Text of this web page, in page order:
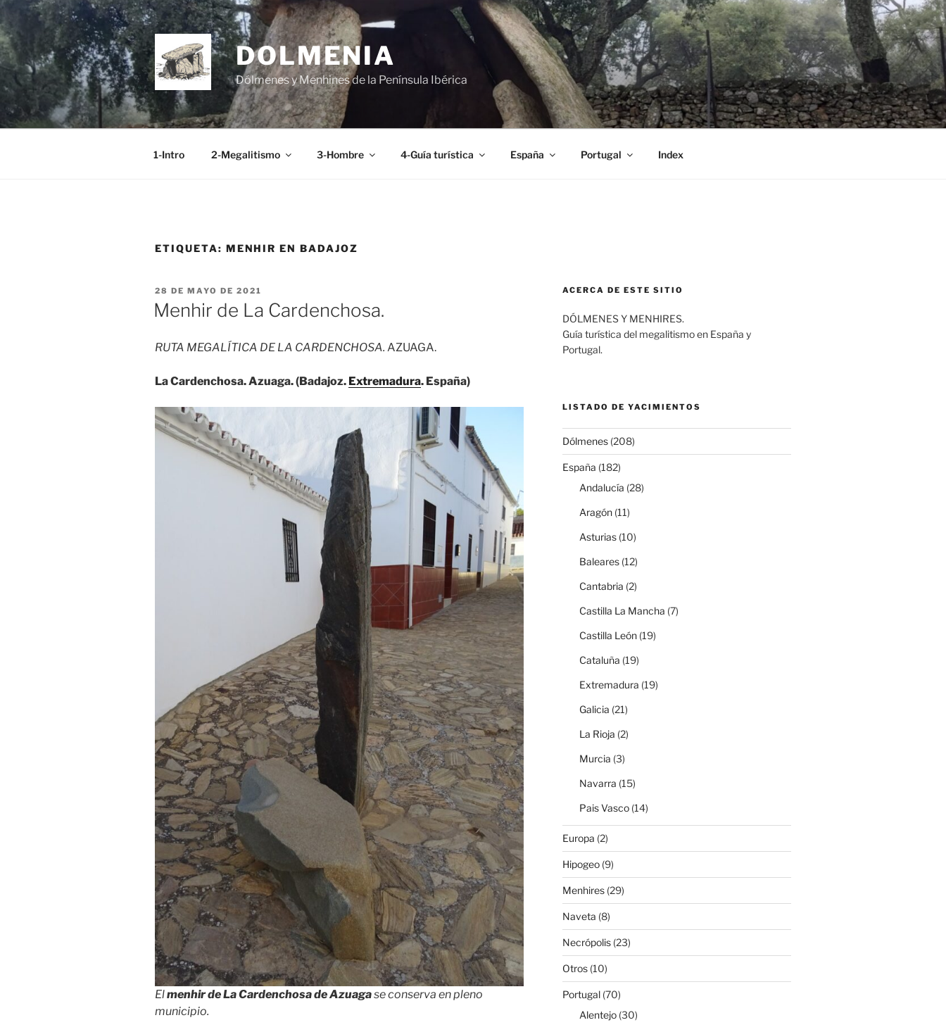
Saltar
al
contenido
DOLMENIA
Dólmenes y Menhines de la Península Ibérica
1-Intro 2-Megalitismo 3-Hombre 4-Guía turística España Portugal Index
ETIQUETA: MENHIR EN BADAJOZ
PUBLICADO
EL
28 DE MAYO DE 2021
Menhir de La Cardenchosa.
RUTA MEGALÍTICA DE LA CARDENCHOSA. AZUAGA.
La Cardenchosa. Azuaga. (Badajoz. Extremadura. España)
Elmenhir de La Cardenchosa de Azuagase conserva en pleno
municipio.
ACERCA DE ESTE SITIO
DÓLMENES Y MENHIRES.
Guía turística del megalitismo en España y
Portugal.
LISTADO DE YACIMIENTOS
Dólmenes(208)
España (182)
Andalucía (28)
Aragón(11)
Asturias(10)
Baleares(12)
Cantabria (2)
Castilla La Mancha (7)
Castilla León(19)
Cataluña (19)
Extremadura (19)
Galicia (21)
La Rioja (2)
Murcia (3)
Navarra (15)
Pais Vasco(14)
Europa (2)
Hipogeo(9)
Menhires(29)
Naveta (8)
Necrópolis(23)
Otros(10)
Portugal(70)
Alentejo(30)